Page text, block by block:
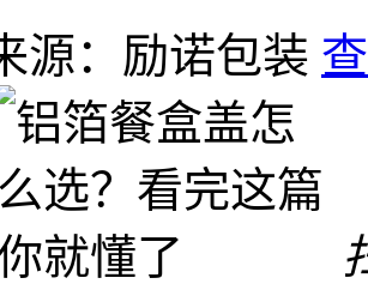
源：励诺包装